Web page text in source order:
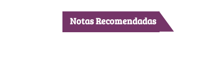
Notas Recomendadas